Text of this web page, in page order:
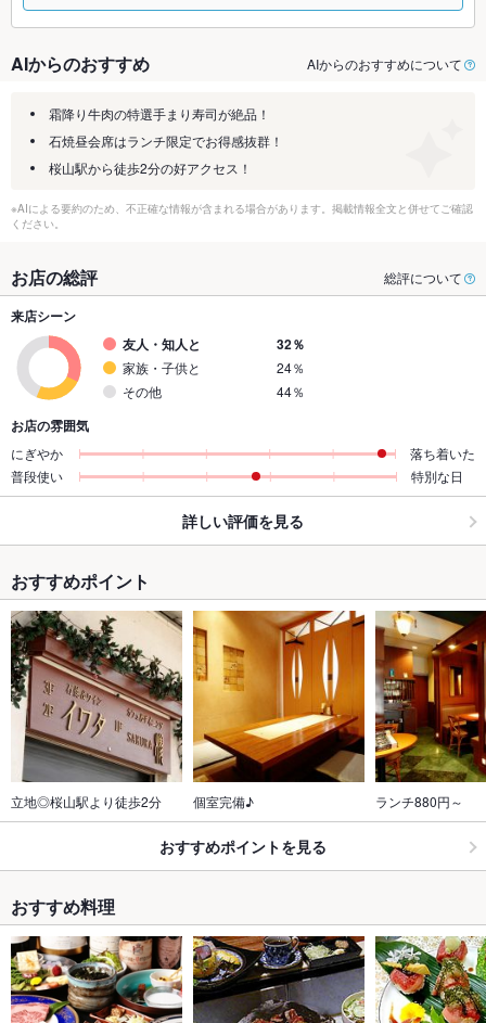
AIからのおすすめ AIからのおすすめについて
霜降り牛肉の特選手まり寿司が絶品！
石焼昼会席はランチ限定でお得感抜群！
桜山駅から徒歩2分の好アクセス！
※AIによる要約のため、不正確な情報が含まれる場合があります。掲載情報全文と併せてご確認
ください。
お店の総評 総評について
来店シーン
友人・知人と
32％
家族・子供と
24％
その他
44％
お店の雰囲気
にぎやか
落ち着いた
普段使い
特別な日
詳しい評価を見る
おすすめポイント
立地◎桜山駅より徒歩2分 個室完備♪ ランチ880円～
おすすめポイントを見る
おすすめ料理